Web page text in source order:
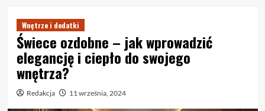
Wnętrze i dodatki
Świece ozdobne – jak wprowadzić
elegancję i ciepło do swojego
wnętrza?
Redakcja 11 września, 2024